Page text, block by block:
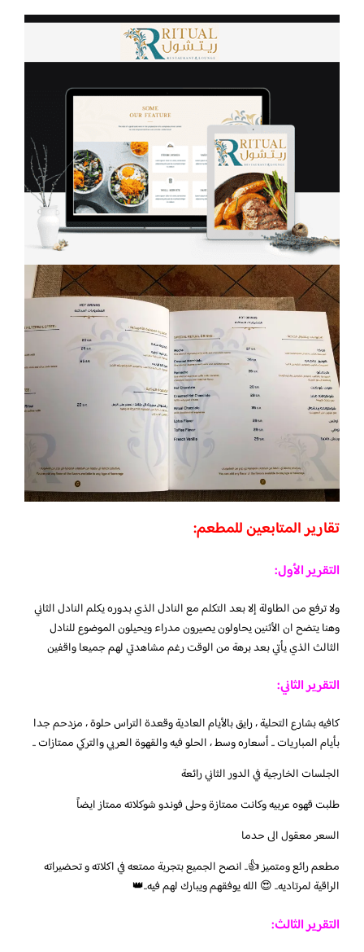
تقارير المتابعين للمطعم:
التقرير الأول:
ولا ترفع من الطاولة إلا بعد التكلم مع النادل الذي بدوره يكلم النادل الثاني
وهنا يتضح ان الأثنين يحاولون يصيرون مدراء ويحيلون الموضوع للنادل
الثالث الذي يأتي بعد برهة من الوقت رغم مشاهدتي لهم جميعا واقفين
التقرير الثاني:
كافيه بشارع التحلية ، رايق بالأيام العادية وقعدة التراس حلوة ، مزدحم جدا
بأيام المباريات .. أسعاره وسط ، الحلو فيه والقهوة العربي والتركي ممتازات ..
الجلسات الخارجية في الدور الثاني رائعة
طلبت قهوه عربيه وكانت ممتازة وحلى فوندو شوكلاته ممتاز ايضاً
السعر معقول الى حدما
مطعم رائع ومتميز 👍.. انصح الجميع بتجربة ممتعه في اكلاته و تحضيراته
الراقية لمرتاديه.. 😍 الله يوفقهم ويبارك لهم فيه..👑
التقرير الثالث: